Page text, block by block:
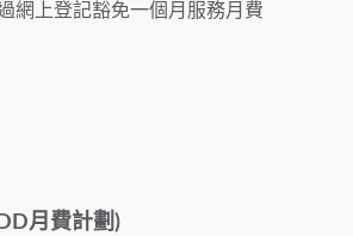
網上登記豁免一個月服務月費
月費計劃)